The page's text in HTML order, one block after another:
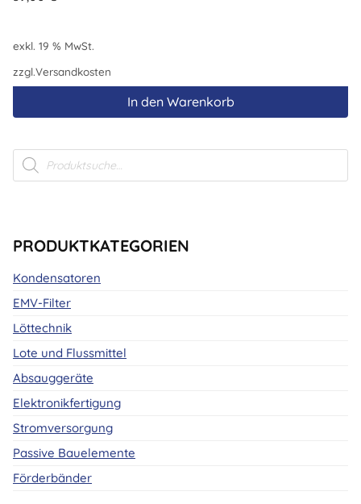
exkl. 19 % MwSt.
zzgl.Versandkosten
In den Warenkorb
Products
search
PRODUKTKATEGORIEN
Kondensatoren
EMV-Filter
Löttechnik
Lote und Flussmittel
Absauggeräte
Elektronikfertigung
Stromversorgung
Passive Bauelemente
Förderbänder